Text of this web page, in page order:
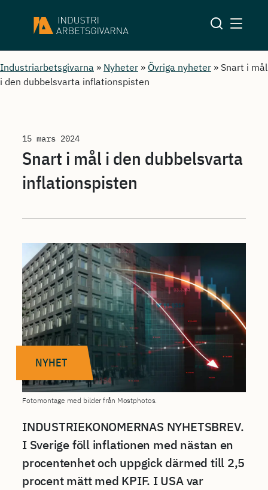
Industriarbetsgivarna » Nyheter » Övriga nyheter » Snart i mål
i den dubbelsvarta inflationspisten
15 mars 2024
Snart i mål i den dubbelsvarta
inflationspisten
NYHET
Fotomontage med bilder från Mostphotos.
INDUSTRIEKONOMERNAS NYHETSBREV.
I Sverige föll inflationen med nästan en
procentenhet och uppgick därmed till 2,5
procent mätt med KPIF. I USA var